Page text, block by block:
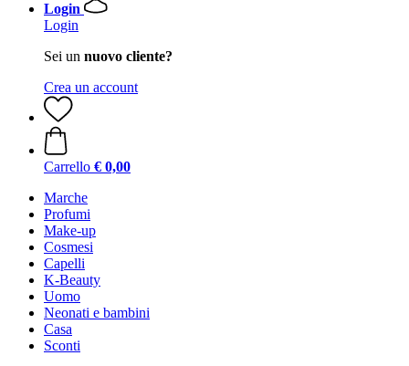
Login
Login
Sei un nuovo cliente?
Crea un account
Carrello € 0,00
Marche
Profumi
Make-up
Cosmesi
Capelli
K-Beauty
Uomo
Neonati e bambini
Casa
Sconti